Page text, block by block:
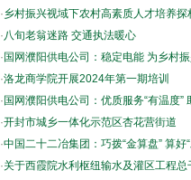
· 乡村振兴视域下农村高素质人才培养探
·八旬老翁迷路 交通执法暖心
· 国网濮阳供电公司：稳定电能 为乡村振
·洛龙商学院开展2024年第一期培训
· 国网濮阳供电公司：优质服务“有温度”
·开封市城乡一体化示范区杏花营街道
·中国二十二冶集团：巧拨“金算盘” 算好
·关于西霞院水利枢纽输水及灌区工程